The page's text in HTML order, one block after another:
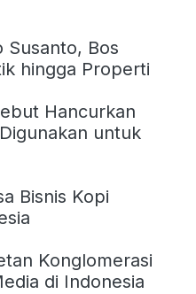
Susanto, Bos
hingga Properti
Hancurkan
untuk
Bisnis Kopi
Konglomerasi
di Indonesia